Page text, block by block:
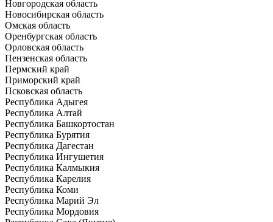
Новгородская область
Новосибирская область
Омская область
Оренбургская область
Орловская область
Пензенская область
Пермский край
Приморский край
Псковская область
Республика Адыгея
Республика Алтай
Республика Башкортостан
Республика Бурятия
Республика Дагестан
Республика Ингушетия
Республика Калмыкия
Республика Карелия
Республика Коми
Республика Марий Эл
Республика Мордовия